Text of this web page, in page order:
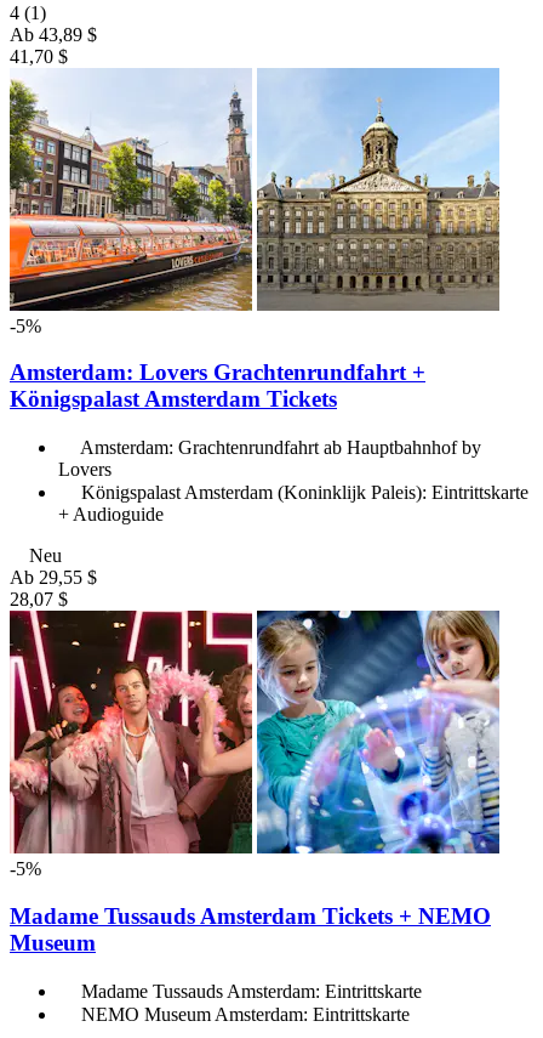
4 (1)
Ab 43,89 $
41,70 $
-5%
Amsterdam: Lovers Grachtenrundfahrt +
Königspalast Amsterdam Tickets
Amsterdam: Grachtenrundfahrt ab Hauptbahnhof by
Lovers
Königspalast Amsterdam (Koninklijk Paleis): Eintrittskarte
+ Audioguide
Neu
Ab 29,55 $
28,07 $
-5%
Madame Tussauds Amsterdam Tickets + NEMO
Museum
Madame Tussauds Amsterdam: Eintrittskarte
NEMO Museum Amsterdam: Eintrittskarte